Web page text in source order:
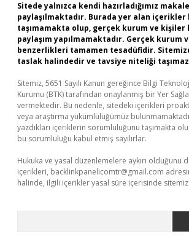
Sitede yalnızca kendi hazırladığımız
paylaşılmaktadır. Burada yer alan
taşımamakta olup, gerçek kurum ve kişiler
paylaşım yapılmamaktadır. Gerçek kurum
benzerlikleri tamamen tesadüfidir.
taslak halindedir ve tavsiye niteliği
Sitemiz, 5651 Sayılı Kanun gereğince Bilgi
Kurumu (BTK) tarafından onaylanmış bir Yer
vermektedir. Bu nedenle, sitedeki içerikleri
veya araştırma yükümlülüğümüz
yazdıkları içeriklerin sorumluluğunu taşımakta
bu sorumluluğu kabul etmiş sayılırlar.
Hukuka ve yasal düzenlemelere aykırı olduğunu
içerikleri, backlinkpanelicomtr@gmail.com
halinde, ilgili içerikler yasal süre içerisinde